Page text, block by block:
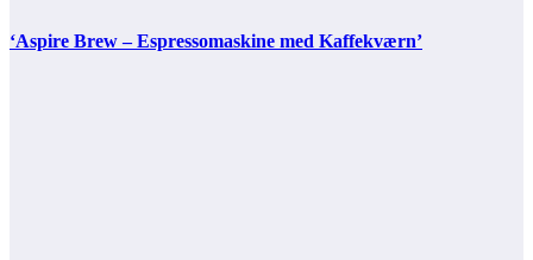
‘Aspire Brew – Espressomaskine med Kaffekværn’